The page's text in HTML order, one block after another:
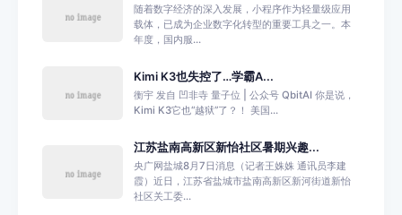
随着数字经济的深入发展，小程序作为轻量级应用
载体，已成为企业数字化转型的重要工具之一。本
年度，国内服...
Kimi K3也失控了…学霸A...
衡宇 发自 凹非寺 量子位 | 公众号 QbitAI 你是说，
Kimi K3它也“越狱”了？！ 美国...
江苏盐南高新区新怡社区暑期兴趣...
央广网盐城8月7日消息（记者王姝姝 通讯员李建
霞）近日，江苏省盐城市盐南高新区新河街道新怡
社区关工委...